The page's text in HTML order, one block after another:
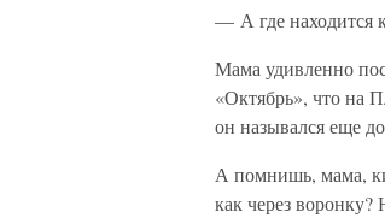
— А где находится
Мама удивленно
«Октябрь», что на
он назывался еще
А помнишь, мама,
как через